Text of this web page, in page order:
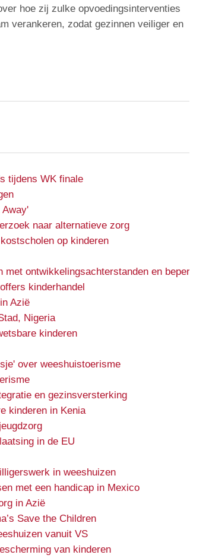
hoe zij zulke opvoedingsinterventies
verankeren, zodat gezinnen veiliger en
tijdens WK finale
Away'
naar alternatieve zorg
op kinderen
ontwikkelingsachterstanden en
kinderhandel
Azië
Nigeria
kinderen
over weeshuistoerisme
en gezinsversterking
kinderen in Kenia
in de EU
in weeshuizen
met een handicap in Mexico
in Azië
Save the Children
vanuit VS
van kinderen